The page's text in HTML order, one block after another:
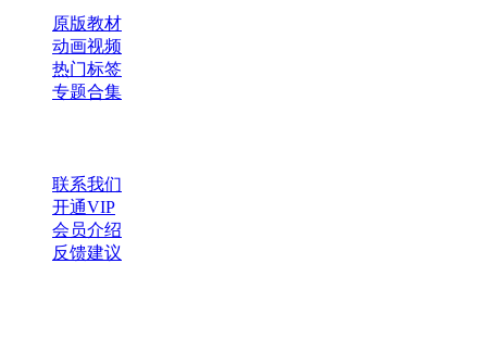
原版教材
动画视频
热门标签
专题合集
联系我们
开通VIP
会员介绍
反馈建议